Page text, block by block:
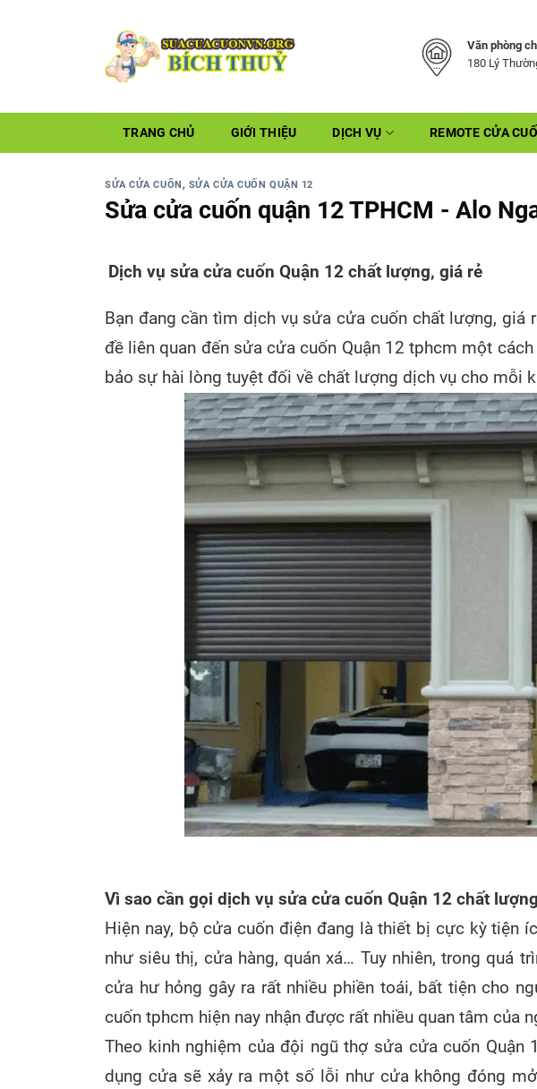
Văn phòng
180 Lý
TRANG CHỦ GIỚI THIỆU DỊCH VỤ REMOTE CỬA
SỬA CỬA CUỐN, SỬA CỬA CUỐN QUẬN 12
Sửa cửa cuốn quận 12 TPHCM - Alo
Dịch vụ sửa cửa cuốn Quận 12 chất lượng, giá rẻ
Bạn đang cần tìm dịch vụ sửa cửa cuốn chất lượng, giá
đề liên quan đến sửa cửa cuốn Quận 12 tphcm một
bảo sự hài lòng tuyệt đối về chất lượng dịch vụ cho mỗi
Vì sao cần gọi dịch vụ sửa cửa cuốn Quận 12 chất
Hiện nay, bộ cửa cuốn điện đang là thiết bị cực kỳ tiện
như siêu thị, cửa hàng, quán xá… Tuy nhiên, trong quá
cửa hư hỏng gây ra rất nhiều phiền toái, bất tiện cho
cuốn tphcm hiện nay nhận được rất nhiều quan tâm của
Theo kinh nghiệm của đội ngũ thợ sửa cửa cuốn
dụng cửa sẽ xảy ra một số lỗi như cửa không đóng